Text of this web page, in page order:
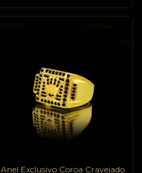
Anel Exclusivo Coroa Cravejado